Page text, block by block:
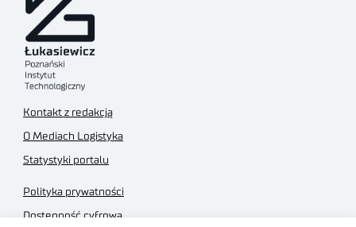
Kontakt z redakcją
O Mediach Logistyka
Statystyki portalu
Polityka prywatności
Dostępność cyfrowa